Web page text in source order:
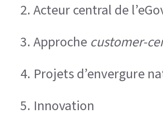
2. Acteur central de
3. Approche customer-
4. Projets d’envergure
5. Innovation